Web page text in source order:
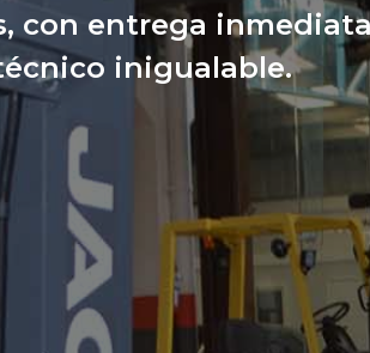
con entrega inmediata
inigualable.